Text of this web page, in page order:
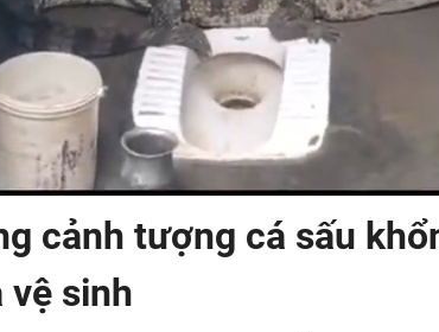
cảnh tượng cá sấu
vệ sinh